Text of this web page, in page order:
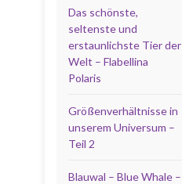
Das schönste,
seltenste und
erstaunlichste Tier der
Welt – Flabellina
Polaris
Größenverhältnisse in
unserem Universum –
Teil 2
Blauwal – Blue Whale –